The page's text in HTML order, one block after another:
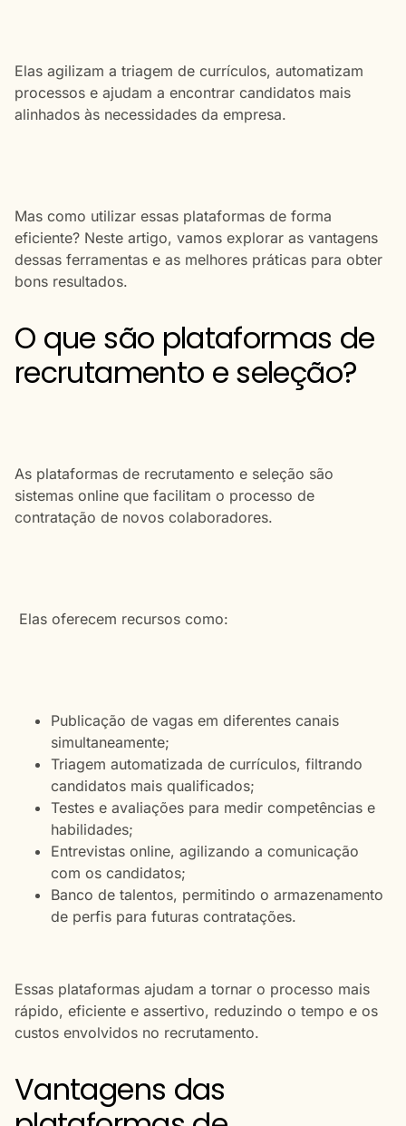
Elas agilizam a triagem de currículos, automatizam
processos e ajudam a encontrar candidatos mais
alinhados às necessidades da empresa.
Mas como utilizar essas plataformas de forma
eficiente? Neste artigo, vamos explorar as vantagens
dessas ferramentas e as melhores práticas para obter
bons resultados.
O que são plataformas de
recrutamento e seleção?
As plataformas de recrutamento e seleção são
sistemas online que facilitam o processo de
contratação de novos colaboradores.
Elas oferecem recursos como:
Publicação de vagas em diferentes canais
simultaneamente;
Triagem automatizada de currículos, filtrando
candidatos mais qualificados;
Testes e avaliações para medir competências e
habilidades;
Entrevistas online, agilizando a comunicação
com os candidatos;
Banco de talentos, permitindo o armazenamento
de perfis para futuras contratações.
Essas plataformas ajudam a tornar o processo mais
rápido, eficiente e assertivo, reduzindo o tempo e os
custos envolvidos no recrutamento.
Vantagens das